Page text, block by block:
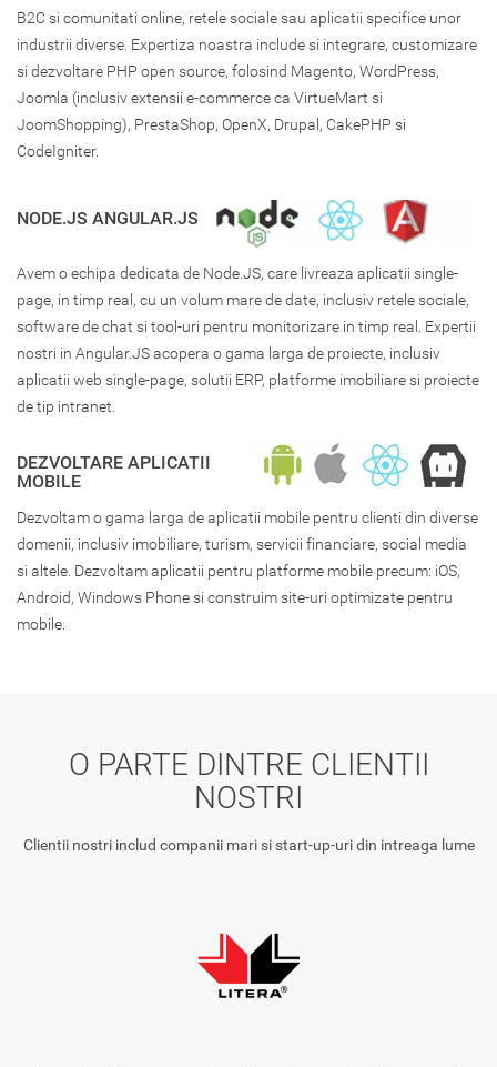
B2C si comunitati online, retele sociale sau aplicatii specifice unor
industrii diverse. Expertiza noastra include si integrare, customizare
si dezvoltare PHP open source, folosind Magento, WordPress,
Joomla (inclusiv extensii e-commerce ca VirtueMart si
JoomShopping), PrestaShop, OpenX, Drupal, CakePHP si
CodeIgniter.
NODE.JS ANGULAR.JS
Avem o echipa dedicata de Node.JS, care livreaza aplicatii single-
page, in timp real, cu un volum mare de date, inclusiv retele sociale,
software de chat si tool-uri pentru monitorizare in timp real. Expertii
nostri in Angular.JS acopera o gama larga de proiecte, inclusiv
aplicatii web single-page, solutii ERP, platforme imobiliare si proiecte
de tip intranet.
DEZVOLTARE APLICATII
MOBILE
Dezvoltam o gama larga de aplicatii mobile pentru clienti din diverse
domenii, inclusiv imobiliare, turism, servicii financiare, social media
si altele. Dezvoltam aplicatii pentru platforme mobile precum: iOS,
Android, Windows Phone si construim site-uri optimizate pentru
mobile.
O PARTE DINTRE CLIENTII
NOSTRI
Clientii nostri includ companii mari si start-up-uri din intreaga lume